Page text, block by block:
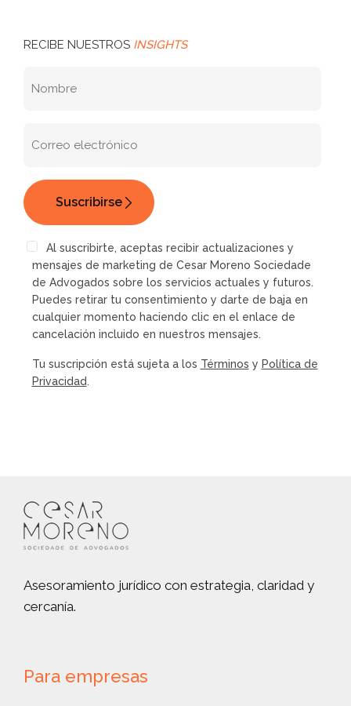
RECIBE NUESTROS INSIGHTS
Al suscribirte, aceptas recibir actualizaciones y
mensajes de marketing de Cesar Moreno Sociedade
de Advogados sobre los servicios actuales y futuros.
Puedes retirar tu consentimiento y darte de baja en
cualquier momento haciendo clic en el enlace de
cancelación incluido en nuestros mensajes.
Tu suscripción está sujeta a los Términos y Política de
Privacidad.
Asesoramiento jurídico con estrategia, claridad y
cercanía.
Para empresas